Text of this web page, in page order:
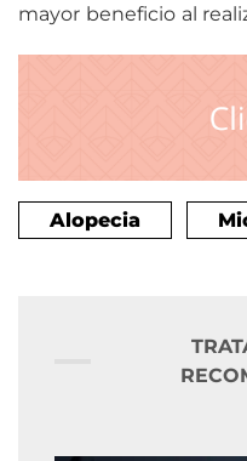
mayor beneficio al
Alopecia